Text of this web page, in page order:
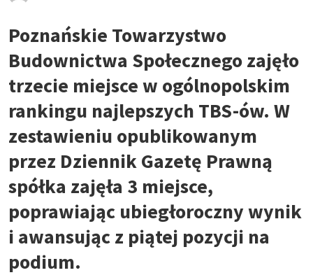
Poznańskie Towarzystwo
Budownictwa Społecznego zajęło
trzecie miejsce w ogólnopolskim
rankingu najlepszych TBS-ów. W
zestawieniu opublikowanym
przez Dziennik Gazetę Prawną
spółka zajęła 3 miejsce,
poprawiając ubiegłoroczny wynik
i awansując z piątej pozycji na
podium.